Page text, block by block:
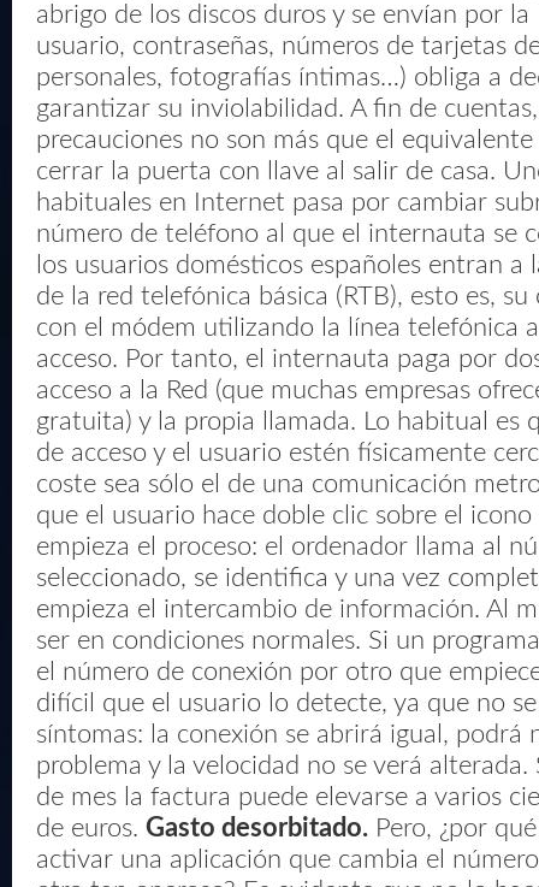
abrigo de los discos duros y se envían por la
usuario, contraseñas, números de tarjetas
personales, fotografías íntimas…) obliga a
garantizar su inviolabilidad. A fin de
precauciones no son más que el
cerrar la puerta con llave al salir de casa.
habituales en Internet pasa por cambiar
número de teléfono al que el internauta se
los usuarios domésticos españoles entran a
de la red telefónica básica (RTB), esto es,
con el módem utilizando la línea telefónica
acceso. Por tanto, el internauta paga por
acceso a la Red (que muchas empresas
gratuita) y la propia llamada. Lo habitual es
de acceso y el usuario estén físicamente
coste sea sólo el de una comunicación
que el usuario hace doble clic sobre el
empieza el proceso: el ordenador llama al
seleccionado, se identifica y una vez
empieza el intercambio de información. Al
ser en condiciones normales. Si un
el número de conexión por otro que
difícil que el usuario lo detecte, ya que no
síntomas: la conexión se abrirá igual, podrá
problema y la velocidad no se verá alterada.
de mes la factura puede elevarse a varios
de euros. Gasto desorbitado. Pero, ¿por
activar una aplicación que cambia el